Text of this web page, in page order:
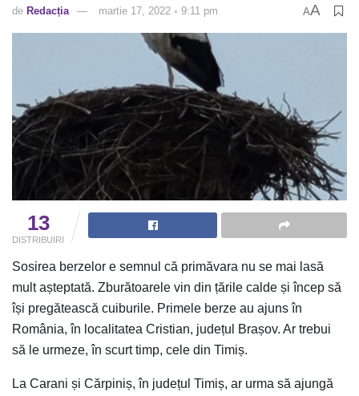
de Redacția martie 17, 2022 ◦ 9:11 pm AA
13
DISTRIBUIRI
Sosirea berzelor e semnul că primăvara nu se mai lasă
mult așteptată. Zburătoarele vin din țările calde și încep să
își pregătească cuiburile. Primele berze au ajuns în
România, în localitatea Cristian, județul Brașov. Ar trebui
să le urmeze, în scurt timp, cele din Timiș.
La Carani și Cărpiniș, în județul Timiș, ar urma să ajungă